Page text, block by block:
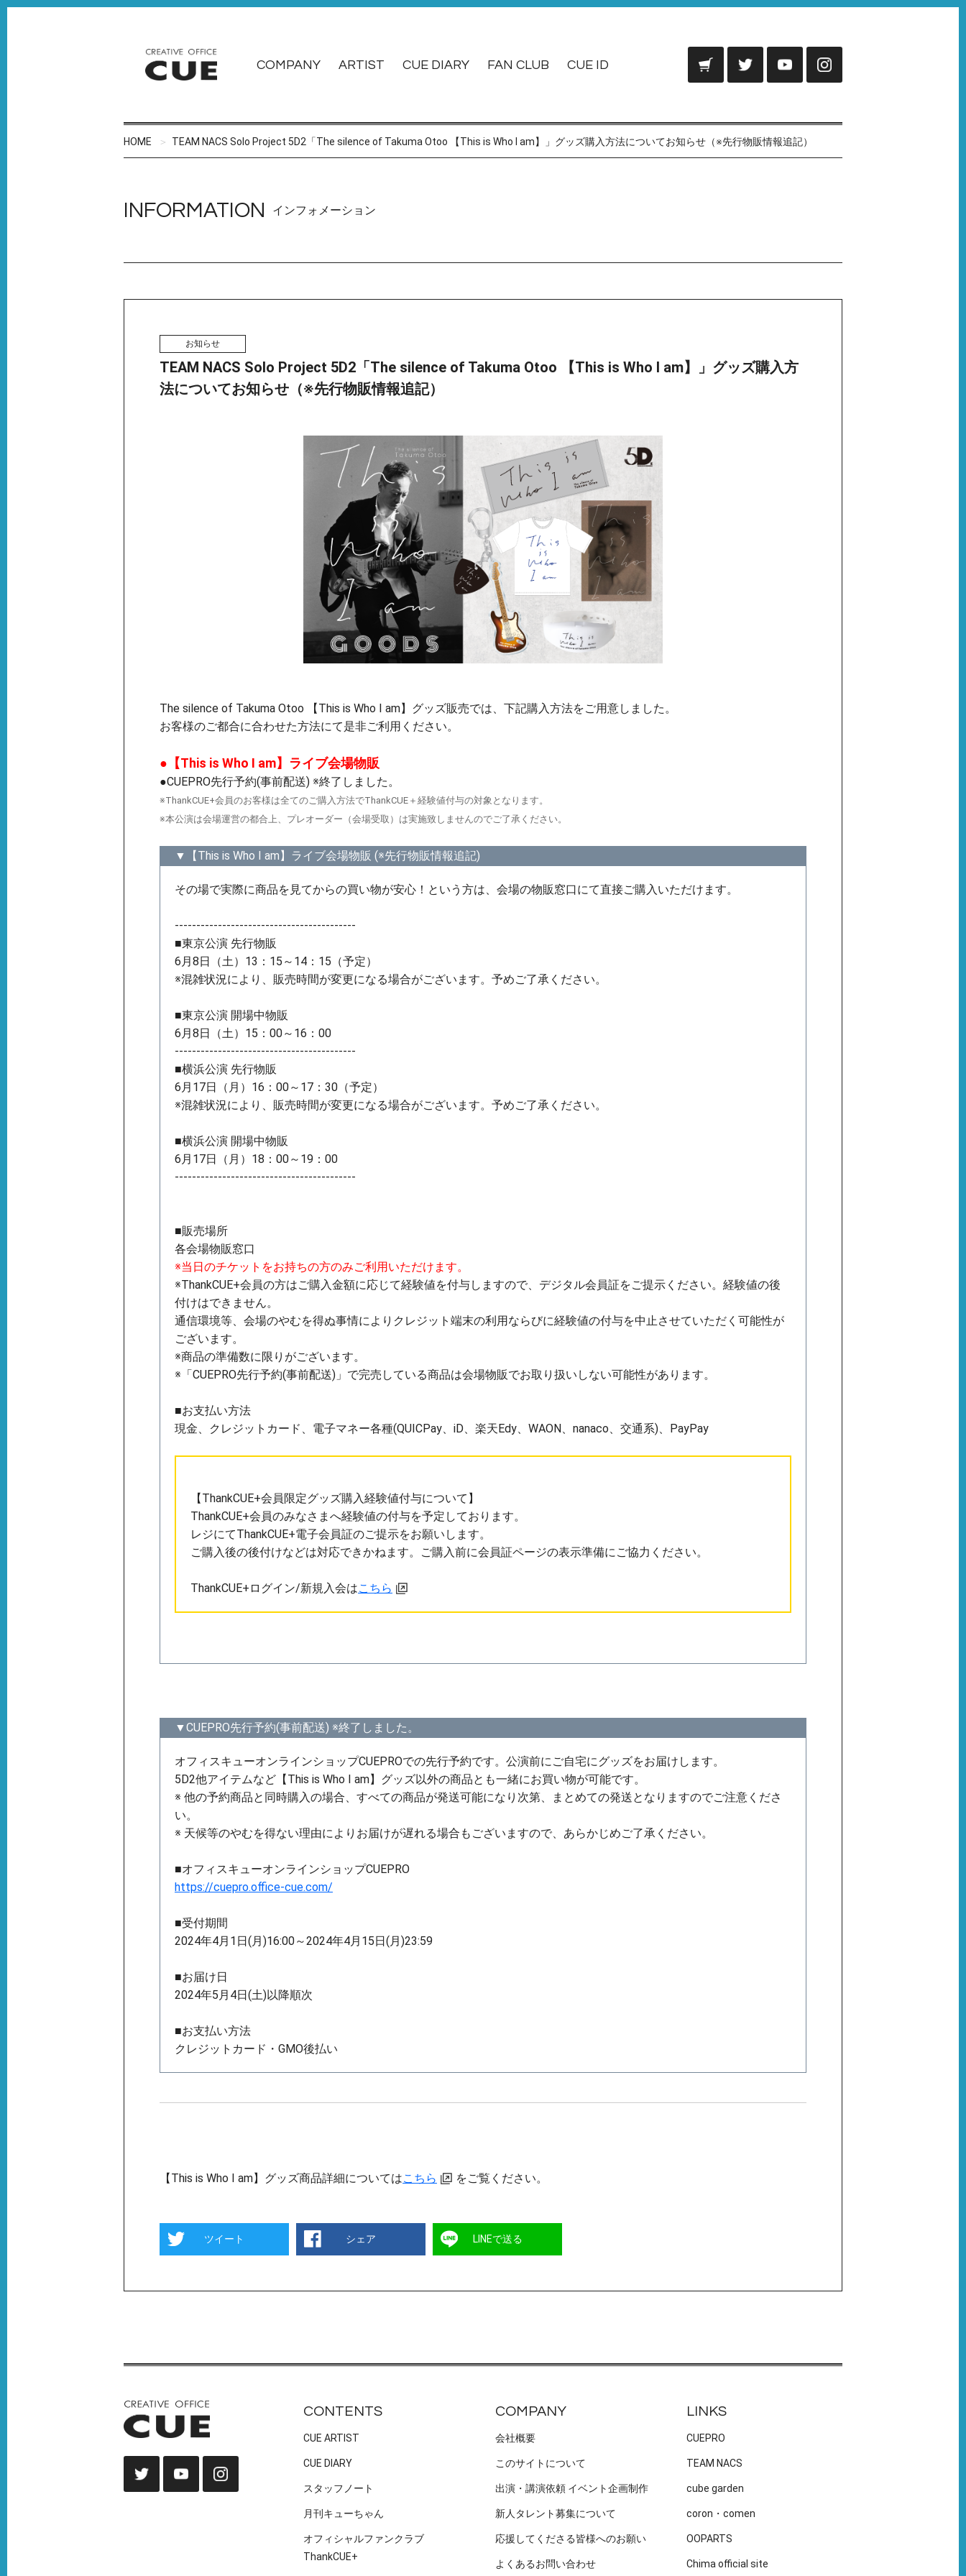
COMPANY ARTIST CUE DIARY FAN CLUB CUE ID
HOME TEAM NACS Solo Project 5D2「The silence of Takuma Otoo 【This is Who I am】」グッズ購入方法についてお知らせ（※先行物販情報追記）
INFORMATION インフォメーション
お知らせ
TEAM NACS Solo Project 5D2「The silence of Takuma Otoo 【This is Who I am】」グッズ購入方
法についてお知らせ（※先行物販情報追記）
The silence of Takuma Otoo 【This is Who I am】グッズ販売では、下記購入方法をご用意しました。
お客様のご都合に合わせた方法にて是非ご利用ください。
●【This is Who I am】ライブ会場物販
●CUEPRO先行予約(事前配送) ※終了しました。
※ThankCUE+会員のお客様は全てのご購入方法でThankCUE＋経験値付与の対象となります。
※本公演は会場運営の都合上、プレオーダー（会場受取）は実施致しませんのでご了承ください。
▼【This is Who I am】ライブ会場物販 (※先行物販情報追記)
その場で実際に商品を見てからの買い物が安心！という方は、会場の物販窓口にて直接ご購入いただけます。
------------------------------------------
■東京公演 先行物販
6月8日（土）13：15～14：15（予定）
※混雑状況により、販売時間が変更になる場合がございます。予めご了承ください。
■東京公演 開場中物販
6月8日（土）15：00～16：00
------------------------------------------
■横浜公演 先行物販
6月17日（月）16：00～17：30（予定）
※混雑状況により、販売時間が変更になる場合がございます。予めご了承ください。
■横浜公演 開場中物販
6月17日（月）18：00～19：00
------------------------------------------
■販売場所
各会場物販窓口
※当日のチケットをお持ちの方のみご利用いただけます。
※ThankCUE+会員の方はご購入金額に応じて経験値を付与しますので、デジタル会員証をご提示ください。経験値の後
付けはできません。
通信環境等、会場のやむを得ぬ事情によりクレジット端末の利用ならびに経験値の付与を中止させていただく可能性が
ございます。
※商品の準備数に限りがございます。
※「CUEPRO先行予約(事前配送)」で完売している商品は会場物販でお取り扱いしない可能性があります。
■お支払い方法
現金、クレジットカード、電子マネー各種(QUICPay、iD、楽天Edy、WAON、nanaco、交通系)、PayPay
【ThankCUE+会員限定グッズ購入経験値付与について】
ThankCUE+会員のみなさまへ経験値の付与を予定しております。
レジにてThankCUE+電子会員証のご提示をお願いします。
ご購入後の後付けなどは対応できかねます。ご購入前に会員証ページの表示準備にご協力ください。
ThankCUE+ログイン/新規入会はこちら
▼CUEPRO先行予約(事前配送) ※終了しました。
オフィスキューオンラインショップCUEPROでの先行予約です。公演前にご自宅にグッズをお届けします。
5D2他アイテムなど【This is Who I am】グッズ以外の商品とも一緒にお買い物が可能です。
※ 他の予約商品と同時購入の場合、すべての商品が発送可能になり次第、まとめての発送となりますのでご注意くださ
い。
※ 天候等のやむを得ない理由によりお届けが遅れる場合もございますので、あらかじめご了承ください。
■オフィスキューオンラインショップCUEPRO
https://cuepro.office-cue.com/
■受付期間
2024年4月1日(月)16:00～2024年4月15日(月)23:59
■お届け日
2024年5月4日(土)以降順次
■お支払い方法
クレジットカード・GMO後払い
【This is Who I am】グッズ商品詳細についてはこちら をご覧ください。
ツイート シェア LINEで送る
CONTENTS
CUE ARTIST
CUE DIARY
スタッフノート
月刊キューちゃん
オフィシャルファンクラブ
ThankCUE+
COMPANY
会社概要
このサイトについて
出演・講演依頼 イベント企画制作
新人タレント募集について
応援してくださる皆様へのお願い
よくあるお問い合わせ
LINKS
CUEPRO
TEAM NACS
cube garden
coron・comen
OOPARTS
Chima official site